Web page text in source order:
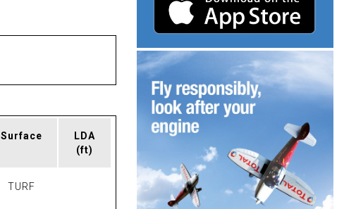
Surface
LDA
(ft)
TURF